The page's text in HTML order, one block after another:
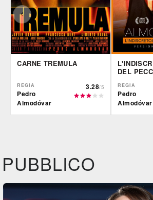
CARNE TREMULA
REGIA
Pedro
Almodóvar
3.28/5
DEL
REGIA
Pedro
Almodóvar
PUBBLICO